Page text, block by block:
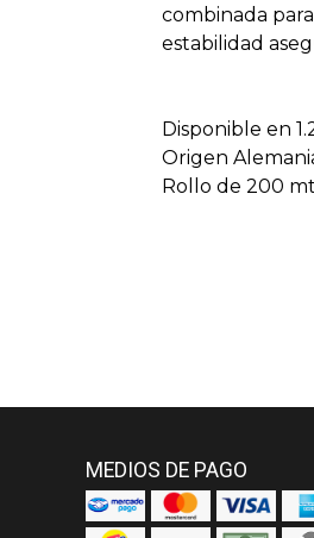
combinada
estabilidad
Disponible en
Origen
Rollo de 200
MEDIOS DE PAGO